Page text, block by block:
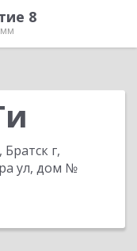
8
г,
ул, дом №